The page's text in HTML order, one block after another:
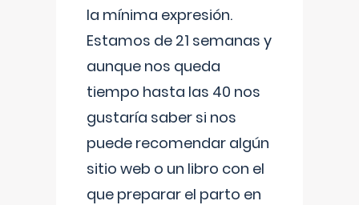
la mínima expresión.
Estamos de 21 semanas y
aunque nos queda
tiempo hasta las 40 nos
gustaría saber si nos
puede recomendar algún
sitio web o un libro con el
que preparar el parto en